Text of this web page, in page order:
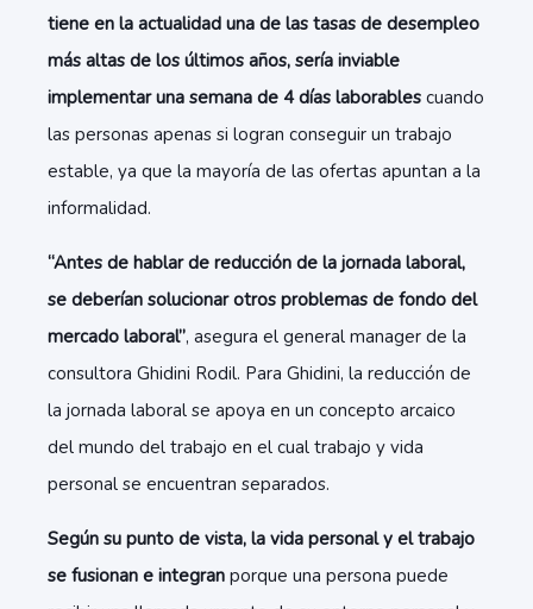
tiene en la actualidad una de las tasas de desempleo
más altas de los últimos años, sería inviable
implementar una semana de 4 días laborables cuando
las personas apenas si logran conseguir un trabajo
estable, ya que la mayoría de las ofertas apuntan a la
informalidad.
“Antes de hablar de reducción de la jornada laboral,
se deberían solucionar otros problemas de fondo del
mercado laboral”, asegura el general manager de la
consultora Ghidini Rodil. Para Ghidini, la reducción de
la jornada laboral se apoya en un concepto arcaico
del mundo del trabajo en el cual trabajo y vida
personal se encuentran separados.
Según su punto de vista, la vida personal y el trabajo
se fusionan e integran porque una persona puede